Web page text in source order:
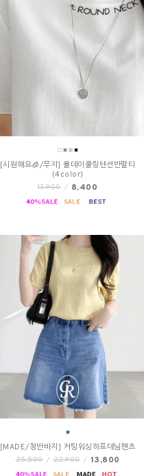
[시원해요🧊/무지] 올데이쿨링텐션반팔티
(4color)
13,900 / 8,400
[MADE/청반바지] 커팅워싱하프데님팬츠
25,500 / 22,900 / 13,800